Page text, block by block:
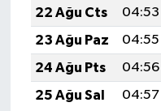
22 Ağu Cts
04:53
23 Ağu Paz
04:55
24 Ağu Pts
04:56
25 Ağu Sal
04:57